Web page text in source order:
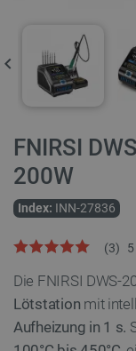
FNIRSI
200W
Index: INN-27836
5
(3)
Die FNIRSI DWS-
Lötstation mit
Aufheizung in 1 s.